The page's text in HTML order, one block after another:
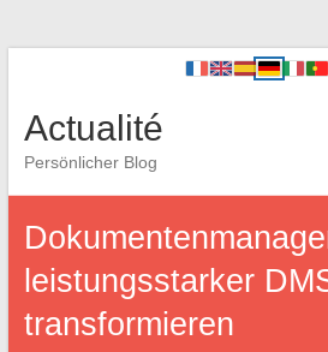
Actualité
Persönlicher Blog
leistungsstarker
transformieren